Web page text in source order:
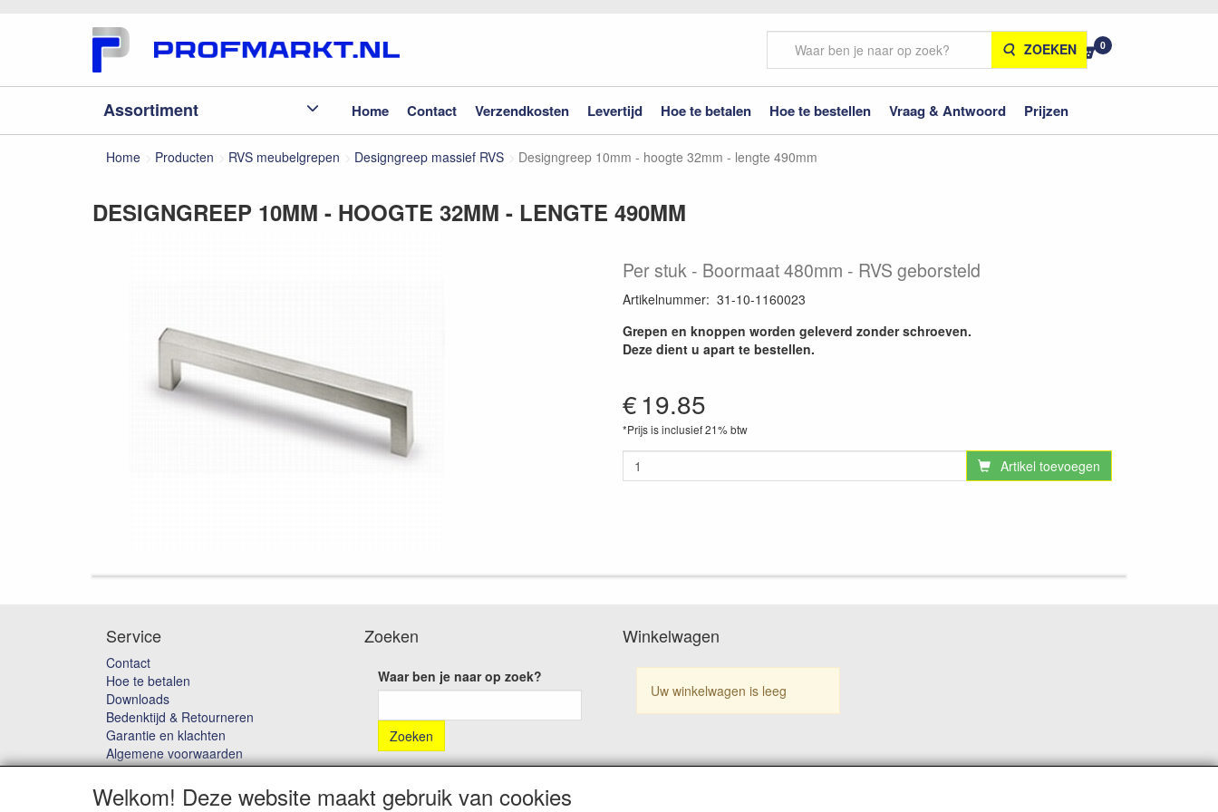
ZOEKEN 0
Assortiment Home Contact Verzendkosten Levertijd Hoe te betalen Hoe te bestellen Vraag & Antwoord Prijzen
Home Producten RVS meubelgrepen Designgreep massief RVS Designgreep 10mm - hoogte 32mm - lengte 490mm
DESIGNGREEP 10MM - HOOGTE 32MM - LENGTE 490MM
Per stuk Boormaat 480mm - RVS geborsteld
Artikelnummer: 31-10-1160023
Grepen en knoppen worden geleverd zonder schroeven.
Deze dient u apart te bestellen.
€19.85
*Prijs is inclusief 21% btw
Artikel toevoegen
Service
Contact
Hoe te betalen
Downloads
Bedenktijd & Retourneren
Garantie en klachten
Algemene voorwaarden
Privacybeleid
Disclaimer
Zoeken
Waar ben je naar op zoek?
Winkelwagen
Uw winkelwagen is leeg
Welkom! Deze website maakt gebruik van cookies